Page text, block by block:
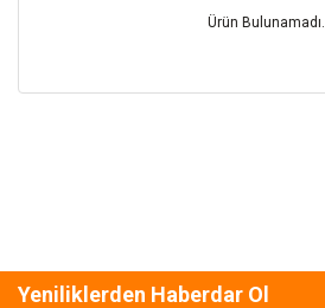
Ürün Bulunamadı.
Yeniliklerden Haberdar Ol